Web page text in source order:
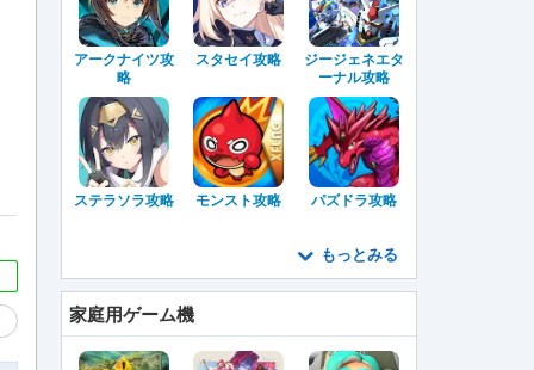
アークナイツ攻
略
スタセイ攻略
ジージェネエタ
ーナル攻略
ステラソラ攻略 モンスト攻略 パズドラ攻略
もっとみる
家庭用ゲーム機